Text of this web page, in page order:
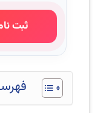
ثبت